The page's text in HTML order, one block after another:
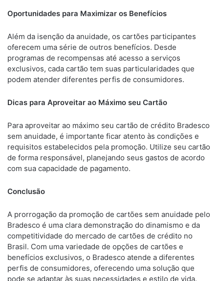
Oportunidades para Maximizar os Benefícios
Além da isenção da anuidade, os cartões participantes
oferecem uma série de outros benefícios. Desde
programas de recompensas até acesso a serviços
exclusivos, cada cartão tem suas particularidades que
podem atender diferentes perfis de consumidores.
Dicas para Aproveitar ao Máximo seu Cartão
Para aproveitar ao máximo seu cartão de crédito Bradesco
sem anuidade, é importante ficar atento às condições e
requisitos estabelecidos pela promoção. Utilize seu cartão
de forma responsável, planejando seus gastos de acordo
com sua capacidade de pagamento.
Conclusão
A prorrogação da promoção de cartões sem anuidade pelo
Bradesco é uma clara demonstração do dinamismo e da
competitividade do mercado de cartões de crédito no
Brasil. Com uma variedade de opções de cartões e
benefícios exclusivos, o Bradesco atende a diferentes
perfis de consumidores, oferecendo uma solução que
pode se adaptar às suas necessidades e estilo de vida.